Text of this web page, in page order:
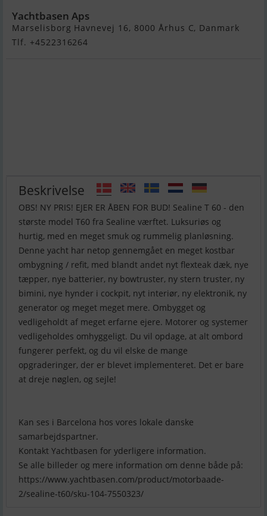
Yachtbasen Aps
Marselisborg Havnevej 16, 8000 Århus C, Danmark
Tlf. +4522316264
Beskrivelse
OBS! NY PRIS! EJER ER ÅBEN FOR BUD! Sealine T 60 - den
største model T60 fra Sealine værftet. Luksuriøs og
hurtig, med en meget smuk og rummelig planløsning.
Denne yacht har netop gennemgået en meget kostbar
ombygning / refit, med blandt andet nyt flexteak dæk, nye
tæpper, nye batterier, ny bowtruster, ny stern truster, ny
bimini, nye hynder i cockpit, nyt interiør, ny elektronik, ny
generator og meget meget mere. Ombygget og
vedligeholdt af meget erfarne ejere. Motorer og systemer
vedligeholdes omhyggeligt. Du vil opdage, at alt ombord
fungerer perfekt, og du vil elske de mange
opgraderinger, der er blevet implementeret. Det er bare
at dreje nøglen, og sejle!
Kan ses i Barcelona hos vores lokale danske
samarbejdspartner.
Kontakt Yachtbasen for yderligere information.
Se alle billeder og mere information om denne både på:
https://www.yachtbasen.com/product/motorbaade-
2/sealine-t60/sku-104-7550323/